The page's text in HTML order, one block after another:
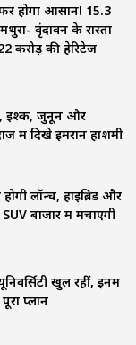
होगा आसान! 15.3
वृंदावन के रास्तों
करोड़ की हेरिटेज
इश्क, जुनून और
में दिखे इमरान हाशमी
लॉन्च, हाइब्रिड और
बाजार में मचाएगी
खुल रहीं, इनमें
प्लान